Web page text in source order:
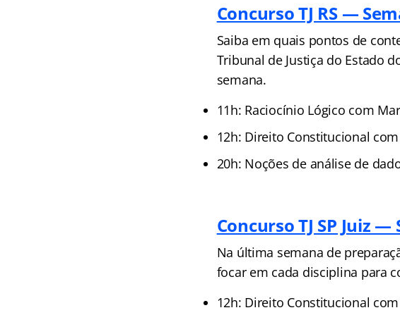
Concurso TJ RS —
Saiba em quais pontos de
Tribunal de Justiça do Estado
semana.
11h: Raciocínio Lógico com
12h: Direito Constitucional
20h: Noções de análise de
Concurso TJ SP Juiz
Na última semana de
focar em cada disciplina para
12h: Direito Constitucional